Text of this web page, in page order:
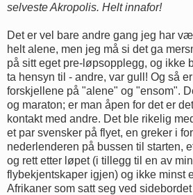
selveste Akropolis. Helt innafor!
Det er vel bare andre gang jeg har
helt alene, men jeg må si det ga
på sitt eget pre-løpsopplegg, og ikke
ta hensyn til - andre, var gull! Og så
forskjellene på "alene" og "ensom".
og maraton; er man åpen for det er
kontakt med andre. Det ble rikelig
et par svensker på flyet, en greker i
nederlenderen på bussen til starten,
og rett etter løpet (i tillegg til en av
flybekjentskaper igjen) og ikke minst
Afrikaner som satt seg ved